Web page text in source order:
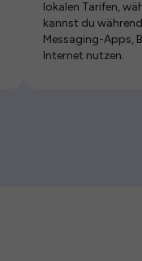
lokalen Tarifen,
kannst du
Messaging-Apps,
Internet nutzen.